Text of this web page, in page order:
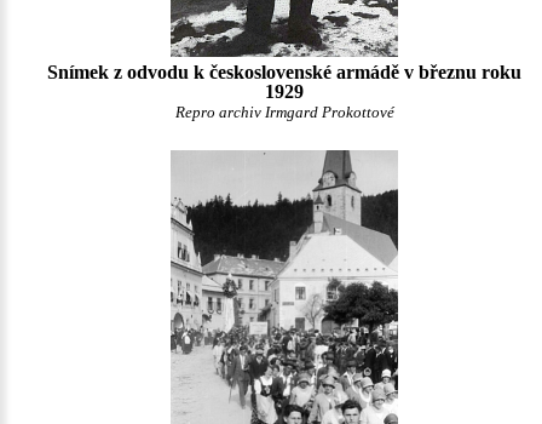
Snímek z odvodu k československé armádě v březnu roku
1929
Repro archiv Irmgard Prokottové